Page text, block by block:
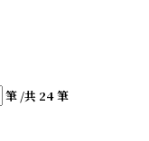
筆 /共 24 筆